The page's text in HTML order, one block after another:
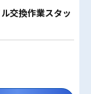
交換作業スタッ